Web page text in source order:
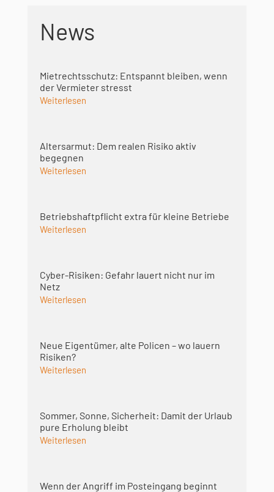
News
Mietrechtsschutz: Entspannt bleiben, wenn
der Vermieter stresst
Weiterlesen
Altersarmut: Dem realen Risiko aktiv
begegnen
Weiterlesen
Betriebshaft­pflicht extra für kleine Betriebe
Weiterlesen
Cyber-Risiken: Gefahr lauert nicht nur im
Netz
Weiterlesen
Neue Eigentümer, alte Policen – wo lauern
Risiken?
Weiterlesen
Sommer, Sonne, Sicherheit: Damit der Urlaub
pure Erholung bleibt
Weiterlesen
Wenn der Angriff im Posteingang beginnt